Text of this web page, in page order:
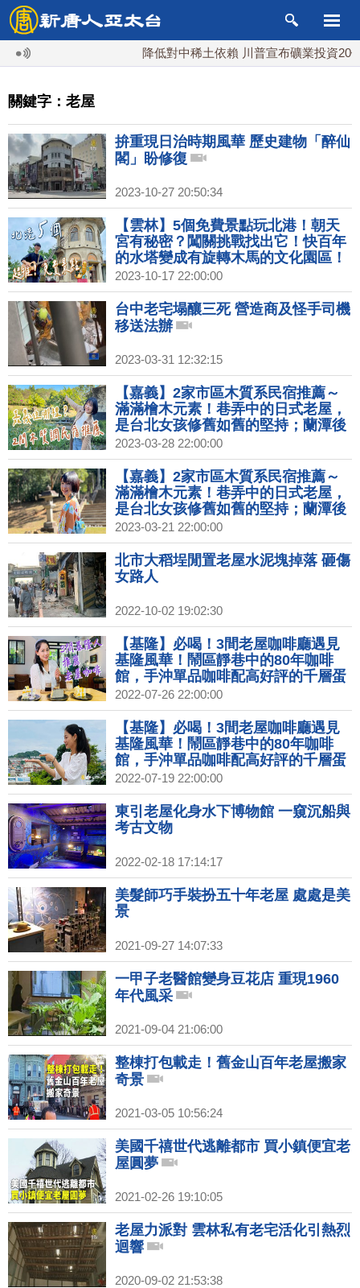
降低對中稀土依賴 川普宣布礦業投資20億美
關鍵字：老屋
拚重現日治時期風華 歷史建物「醉仙
閣」盼修復
2023-10-27 20:50:34
【雲林】5個免費景點玩北港！朝天
宮有秘密？闖關挑戰找出它！快百年
的水塔變成有旋轉木馬的文化園區！
北港老街好吃好逛，還有照亮全台、
傳承6代的手工燈籠鋪～日式老屋變
身超美遊客中心！｜1000步的繽紛台
灣(450)
2023-10-17 22:00:00
台中老宅塌釀三死 營造商及怪手司機
移送法辦
2023-03-31 12:32:15
【嘉義】2家市區木質系民宿推薦～
滿滿檜木元素！巷弄中的日式老屋，
是台北女孩修舊如舊的堅持；蘭潭後
山的生態農場，有民宿主人打造的田
園生活夢；新景點日式神社咖啡廳，
不僅是古蹟還有和服體驗！｜1000步
的繽紛台灣(435)
2023-03-28 22:00:00
【嘉義】2家市區木質系民宿推薦～
滿滿檜木元素！巷弄中的日式老屋，
是台北女孩修舊如舊的堅持；蘭潭後
山的生態農場，有民宿主人打造的田
園生活夢；新景點日式神社咖啡廳，
不僅是古蹟還有和服體驗！｜1000步
的繽紛台灣(435)預告
2023-03-21 22:00:00
北市大稻埕閒置老屋水泥塊掉落 砸傷
女路人
2022-10-02 19:02:30
【基隆】必喝！3間老屋咖啡廳遇見
基隆風華！鬧區靜巷中的80年咖啡
館，手沖單品咖啡配高好評的千層蛋
糕；人氣文青咖啡店，一日店長體驗
沖泡咖啡；充滿文藝氣息的咖啡廳，
不只品咖啡也品基隆的時光風味！｜
1000步的繽紛台灣(417)
2022-07-26 22:00:00
【基隆】必喝！3間老屋咖啡廳遇見
基隆風華！鬧區靜巷中的80年咖啡
館，手沖單品咖啡配高好評的千層蛋
糕；人氣文青咖啡店，一日店長體驗
沖泡咖啡；充滿文藝氣息的咖啡廳，
不只品咖啡也品基隆的時光風味！｜
1000步的繽紛台灣(417)預告
2022-07-19 22:00:00
東引老屋化身水下博物館 一窺沉船與
考古文物
2022-02-18 17:14:17
美髮師巧手裝扮五十年老屋 處處是美
景
2021-09-27 14:07:33
一甲子老醫館變身豆花店 重現1960
年代風采
2021-09-04 21:06:00
整棟打包載走！舊金山百年老屋搬家
奇景
2021-03-05 10:56:24
美國千禧世代逃離都市 買小鎮便宜老
屋圓夢
2021-02-26 19:10:05
老屋力派對 雲林私有老宅活化引熱烈
迴響
2020-09-02 21:53:38